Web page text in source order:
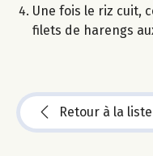
Une fois le riz cuit,
filets de harengs
Retour à la liste